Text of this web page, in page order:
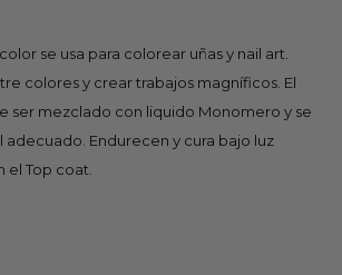
se usa para colorear uñas y nail art.
colores y crear trabajos magníficos. El
ser mezclado con liquido Monomero y se
adecuado. Endurecen y cura bajo luz
el Top coat.